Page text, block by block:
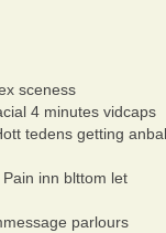
sceness
4 minutes vidcaps
tedens getting anbal
inn blttom let
parlours